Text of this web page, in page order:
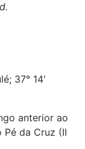
37° 14'
anterior ao
Pé da Cruz (II